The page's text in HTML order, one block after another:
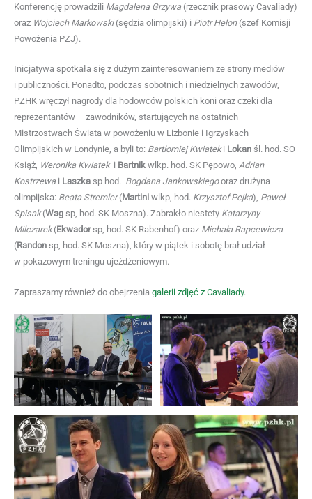
Konferencję prowadzili Magdalena Grzywa(rzecznik prasowy Cavaliady)
oraz Wojciech Markowski(sędzia olimpijski) i Piotr Helon(szef Komisji
Powożenia PZJ).
Inicjatywa spotkała się z dużym zainteresowaniem ze strony mediów
i publiczności. Ponadto, podczas sobotnich i niedzielnych zawodów,
PZHK wręczył nagrody dla hodowców polskich koni oraz czeki dla
reprezentantów – zawodników, startujących na ostatnich
Mistrzostwach Świata w powożeniu w Lizbonie i Igrzyskach
Olimpijskich w Londynie, a byli to: Bartłomiej Kwiateki Lokan śl. hod. SO
Książ, Weronika Kwiateki Bartnik wlkp. hod. SK Pępowo, Adrian
Kostrzewai Laszka sp hod. Bogdana Jankowskiegooraz drużyna
olimpijska: Beata Stremler(Martini wlkp, hod. Krzysztof Pejka), Paweł
Spisak(Wag sp, hod. SK Moszna). Zabrakło niestety Katarzyny
Milczarek(Ekwadorsp, hod. SK Rabenhof) oraz Michała Rapcewicza
(Randon sp, hod. SK Moszna), który w piątek i sobotę brał udział
w pokazowym treningu ujeżdżeniowym.
Zapraszamy również do obejrzenia galerii zdjęć z Cavaliady.